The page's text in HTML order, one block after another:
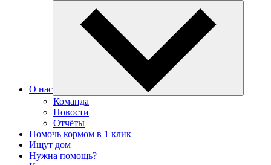
О нас
Команда
Новости
Отчёты
Помочь кормом в 1 клик
Ищут дом
Нужна помощь?